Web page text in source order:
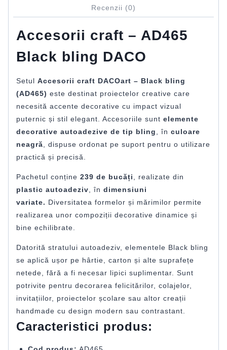
Recenzii (0)
Accesorii craft – AD465
Black bling DACO
Setul Accesorii craft DACOart – Black bling
(AD465) este destinat proiectelor creative care
necesită accente decorative cu impact vizual
puternic și stil elegant. Accesoriile sunt elemente
decorative autoadezive de tip bling
, în culoare
neagră , dispuse ordonat pe suport pentru o utilizare
practică și precisă.
Pachetul conține 239 de bucăți
, realizate din
plastic autoadeziv , în dimensiuni
variate. Diversitatea formelor și mărimilor permite
realizarea unor compoziții decorative dinamice și
bine echilibrate.
Datorită stratului autoadeziv, elementele Black bling
se aplică ușor pe hârtie, carton și alte suprafețe
netede, fără a fi necesar lipici suplimentar. Sunt
potrivite pentru decorarea felicitărilor, colajelor,
invitațiilor, proiectelor școlare sau altor creații
handmade cu design modern sau contrastant.
Caracteristici produs: